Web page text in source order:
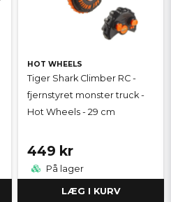
HOT WHEELS
Tiger Shark Climber RC -
fjernstyret monster truck -
Hot Wheels - 29 cm
449 kr
På lager
LÆG I KURV